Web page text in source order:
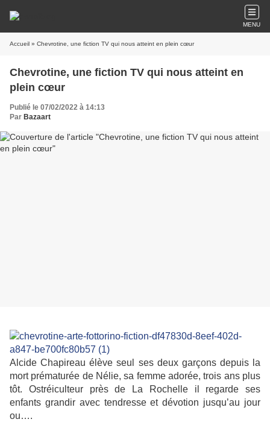
MENU
Accueil » Chevrotine, une fiction TV qui nous atteint en plein cœur
Chevrotine, une fiction TV qui nous atteint en
plein cœur
Publié le 07/02/2022 à 14:13
Par Bazaart
Alcide Chapireau élève seul ses deux garçons depuis la
mort prématurée de Nélie, sa femme adorée, trois ans plus
tôt. Ostréiculteur près de La Rochelle il regarde ses
enfants grandir avec tendresse et dévotion jusqu’au jour
ou….